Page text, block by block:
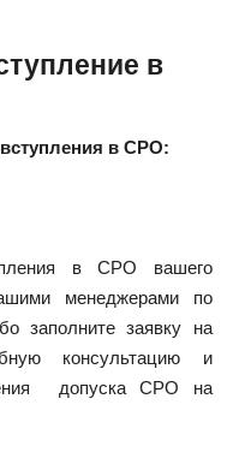
в
в СРО:
в СРО вашего
менеджерами по
заполните заявку на
консультацию и
допуска СРО на